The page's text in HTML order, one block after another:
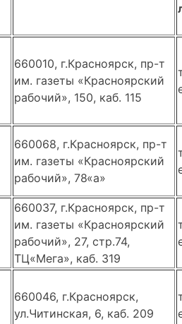
660010, г.Красноярск, пр-т
им. газеты «Красноярский
рабочий», 150, каб. 115
660068, г.Красноярск, пр-т
им. газеты «Красноярский
рабочий», 78«а»
660037, г.Красноярск, пр-т
им. газеты «Красноярский
рабочий», 27, стр.74,
ТЦ«Мега», каб. 319
660046, г.Красноярск,
ул.Читинская, 6, каб. 209